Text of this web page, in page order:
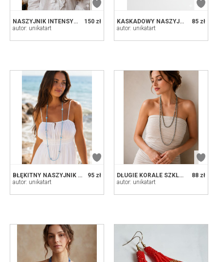
150 zł
NASZYJNIK INTENSYWNY POMARAŃCZ
autor: unikatart
85 zł
KASKADOWY NASZYJNIK „LŚNIĄCA ROSA” - DWUWARSTWOWA ELEGANCJA
autor: unikatart
95 zł
BŁĘKITNY NASZYJNIK I BRANSOLETKA Z KORALIKÓW SZKLANYCH
autor: unikatart
88 zł
DŁUGIE KORALE SZKLANE 80 CM - PRZYDYMIONY BRĄZ, ELEGANCKI NASZYJNIK
autor: unikatart